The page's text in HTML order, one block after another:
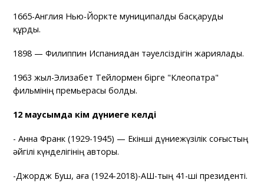
1665-Англия Нью-Йоркте муниципалды басқаруды
құрды.
1898 — Филиппин Испаниядан тәуелсіздігін жариялады.
1963 жыл-Элизабет Тейлормен бірге "Клеопатра"
фильмінің премьерасы болды.
12 маусымда кім дүниеге келді
- Анна Франк (1929-1945) — Екінші дүниежүзілік соғыстың
әйгілі күнделігінің авторы.
-Джордж Буш, аға (1924-2018)-АҚШ-тың 41-ші президенті.